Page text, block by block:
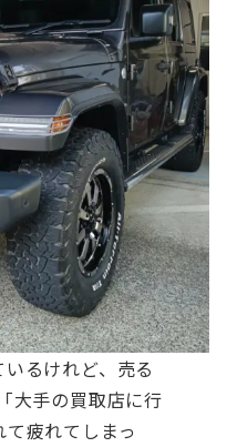
いるけれど、売る
大手の買取店に行
疲れてしまっ